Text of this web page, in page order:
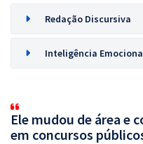
Redação Discursiva
Inteligência
Ele mudou de área e
em concursos